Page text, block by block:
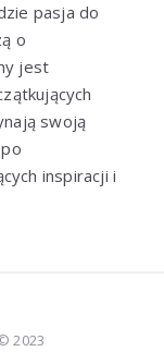
pasja do
o
jest
swoją
inspiracji i
2023